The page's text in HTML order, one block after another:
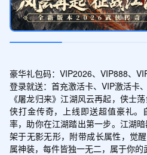
新手礼包
公测礼包
绑定元宝箱(100万)*2、1元
果黄瓜*2
豪华礼包码：VIP2026、VIP888、
登录就送：首充激活卡、VIP激活卡
《屠龙归来》江湖风云再起，侠士
侠打金传奇，上线即送超值豪礼
率，助你在江湖踏出第一步。江湖
架于无影无形，附带成长属性，觉
属神装，每件皆独一无二，属于你的